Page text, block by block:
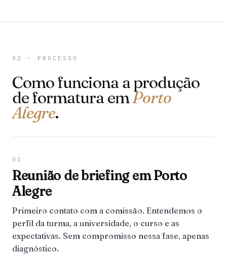
02 · PROCESSO
Como funciona a produção
de formatura emPorto
Alegre.
01
Reunião de briefing em Porto
Alegre
Primeiro contato com a comissão. Entendemos o
perfil da turma, a universidade, o curso e as
expectativas. Sem compromisso nessa fase, apenas
diagnóstico.